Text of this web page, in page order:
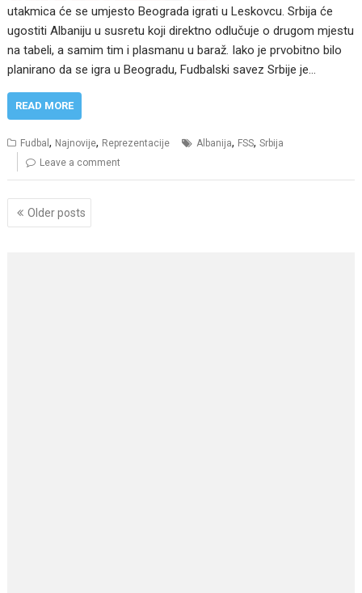
utakmica će se umjesto Beograda igrati u Leskovcu. Srbija će
ugostiti Albaniju u susretu koji direktno odlučuje o drugom mjestu
na tabeli, a samim tim i plasmanu u baraž. Iako je prvobitno bilo
planirano da se igra u Beogradu, Fudbalski savez Srbije je…
READ MORE
Fudbal, Najnovije, Reprezentacije Albanija, FSS,Srbija
Leave a comment
Posts
navigation
Older posts